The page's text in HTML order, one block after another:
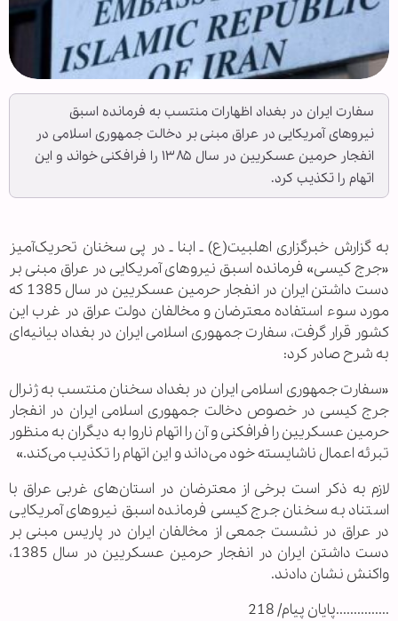
سفارت ایران در بغداد اظهارات منتسب به فرمانده اسبق
نیروهای آمریکایی در عراق مبنی بر دخالت جمهوری اسلامی در
انفجار حرمین عسکریین در سال ۱۳۸۵ را فرافکنی خواند و این
اتهام را تکذیب کرد.
به گزارش خبرگزاری اهل‏بیت(ع) ـ ابنا ـ در پی سخنان تحریک‌آمیز
«جرج کیسی» فرمانده اسبق نیروهای آمریکایی در عراق مبنی بر
دست داشتن ایران در انفجار حرمین عسکریین در سال 1385 که
مورد سوء استفاده معترضان و مخالفان دولت عراق در غرب این
کشور قرار گرفت، سفارت جمهوری اسلامی ایران در بغداد بیانیه‌ای
به شرح صادر کرد:
«سفارت جمهوری اسلامی ایران در بغداد سخنان منتسب به ژنرال
جرج کیسی در خصوص دخالت جمهوری اسلامی ایران در انفجار
حرمین عسکریین را فرافکنی و آن را اتهام ناروا به دیگران به منظور
تبرئه اعمال ناشایسته خود می‌داند و این اتهام را تکذیب می‌کند.»
لازم به ذکر است برخی از معترضان در استان‌های غربی عراق با
استناد به سخنان جرج کیسی فرمانده اسبق نیروهای آمریکایی
در عراق در نشست جمعی از مخالفان ایران در پاریس مبنی بر
دست داشتن ایران در انفجار حرمین عسکریین در سال 1385،
واکنش نشان دادند.
...............پایان پیام/ 218